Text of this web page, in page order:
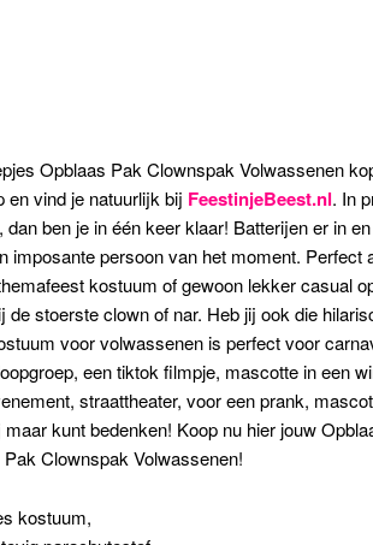
Opblaas Pak Clownspak Volwassenen
en vind je natuurlijk bij FeestinjeBeest.nl. In
ben je in één keer klaar! Batterijen er in
imposante persoon van het moment. Perfect
kostuum of gewoon lekker casual
stoerste clown of nar. Heb jij ook die
voor volwassenen is perfect voor
een tiktok filmpje, mascotte in een
straattheater, voor een prank,
kunt bedenken! Koop nu hier jouw
Clownspak Volwassenen!
kostuum,